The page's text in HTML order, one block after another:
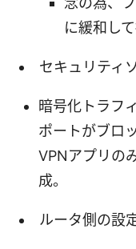
に緩和し
セキュリティ
暗号化トラフ
ポートがブロ
VPNアプリの
成。
ルータ側の設